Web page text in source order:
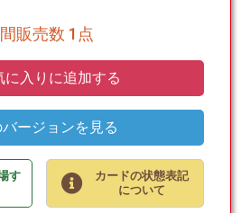
販売数 1点
に入りに追加する
ージョンを見る
す
カードの状態表記
について